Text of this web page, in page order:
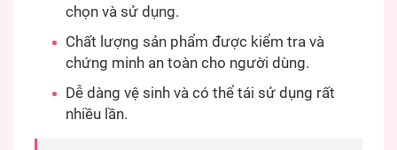
chọn và sử dụng.
Chất lượng sản phẩm được kiểm tra và
chứng minh an toàn cho người dùng.
Dễ dàng vệ sinh và có thể tái sử dụng rất
nhiều lần.